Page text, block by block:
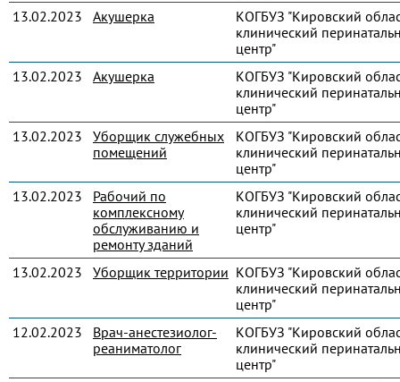
13.02.2023
Акушерка
КОГБУЗ "Кировский
клинический
центр"
13.02.2023
Акушерка
КОГБУЗ "Кировский
клинический
центр"
13.02.2023
Уборщик служебных
помещений
КОГБУЗ "Кировский
клинический
центр"
13.02.2023
Рабочий по
комплексному
обслуживанию и
ремонту зданий
КОГБУЗ "Кировский
клинический
центр"
13.02.2023 Уборщик территории КОГБУЗ "Кировский
клинический
центр"
12.02.2023
Врач-анестезиолог-
реаниматолог
КОГБУЗ "Кировский
клинический
центр"